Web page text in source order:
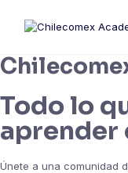
Todo lo
aprender
Únete a una comunidad